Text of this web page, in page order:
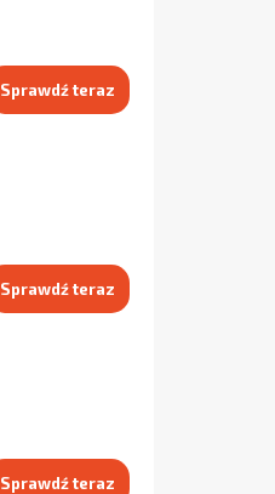
Sprawdź teraz
Sprawdź teraz
Sprawdź teraz